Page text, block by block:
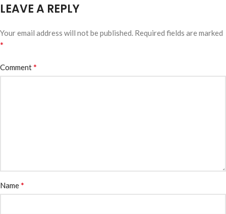
LEAVE A REPLY
Your email address will not be published. Required fields are marked
*
Comment*
Name*